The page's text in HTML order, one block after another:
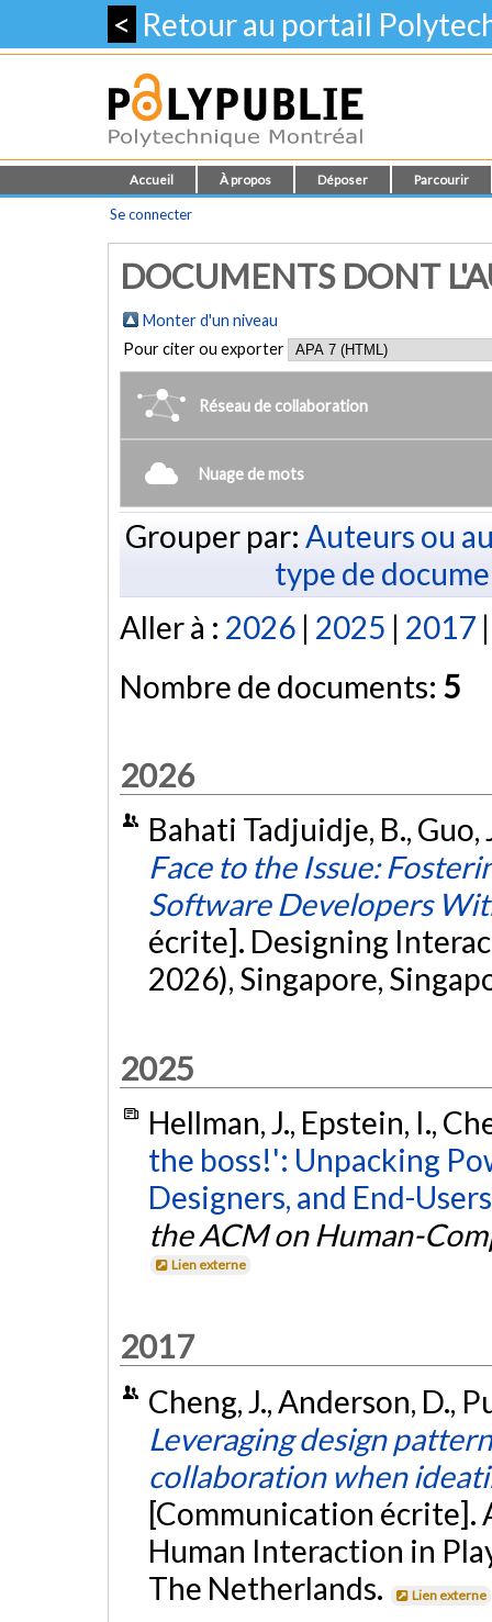
< Retour au portail
Accueil À propos Déposer Parcourir
Se connecter
DOCUMENTS DONT
Monter d'un niveau
Pour citer ou exporter
Réseau de collaboration
Nuage de mots
Grouper par: Auteurs ou
type de
Aller à : 2026 | 2025 | 2017
Nombre de documents: 5
2026
Bahati Tadjuidje, B.,
Face to the Issue:
Software Developers
écrite]. Designing
2026), Singapore,
2025
Hellman, J., Epstein, I.,
the boss!': Unpacking
Designers, and End-
the ACM on Human-
Lien externe
2017
Cheng, J., Anderson, D.,
Leveraging design
collaboration when
[Communication écrite].
Human Interaction in
The Netherlands.
Lien externe